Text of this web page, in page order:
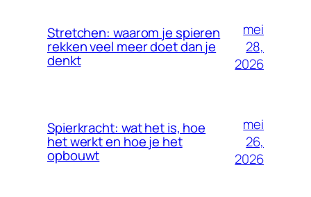
Stretchen: waarom je spieren
rekken veel meer doet dan je
denkt
mei
28,
2026
Spierkracht: wat het is, hoe
het werkt en hoe je het
opbouwt
mei
26,
2026